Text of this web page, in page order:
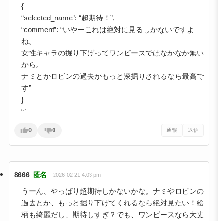
{
“selected_name”: “超期待！”,
“comment”: “いやーこれは絶対に見るしかないですよ
ね。
女性キャラの掘り下げってワンピースではなかなか無い
から。
ナミとかロビンの過去がもっと深掘りされるなら最高で
す”
}
“`
0 0 通報 返信
8666 匿名 2026-02-21 4:03 pm
うーん、やっぱり超期待しかないかな。ナミやロビンの
過去とか、もっと掘り下げてくれるなら絶対見たい！絵
柄も綺麗だし、期待しすぎ？でも、ワンピースなら大丈